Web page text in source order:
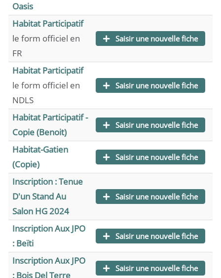
Oasis
Habitat Participatif
le form officiel en
FR
Saisir une nouvelle fiche
Habitat Participatif
le form officiel en
NDLS
Saisir une nouvelle fiche
Habitat Participatif -
Copie (benoit)
Saisir une nouvelle fiche
Habitat-Gatien
(copie)
Saisir une nouvelle fiche
Inscription : Tenue
D'un Stand Au
Salon HG 2024
Saisir une nouvelle fiche
Inscription Aux JPO
: Beïti
Saisir une nouvelle fiche
Inscription Aux JPO
: Bois Del Terre
Saisir une nouvelle fiche